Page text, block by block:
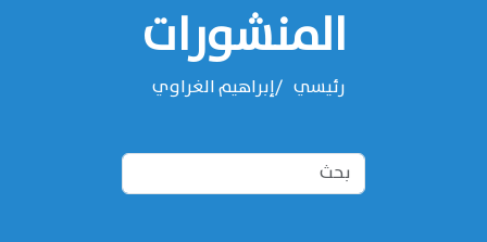
المنشورات
رئيسي ‌‌إبراهيم الغراوي